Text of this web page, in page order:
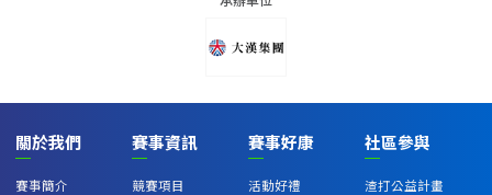
關於我們
賽事簡介
賽事資訊
競賽項目
賽事好康
活動好禮
社區參與
渣打公益計畫